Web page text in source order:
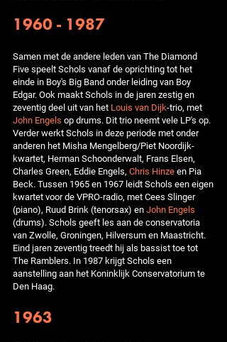
1960 - 1987
Samen met de andere leden van The Diamond
Five speelt Schols vanaf de oprichting tot het
einde in Boy's Big Band onder leiding van Boy
Edgar. Ook maakt Schols in de jaren zestig en
zeventig deel uit van het Louis van Dijk-trio, met
John Engels op drums. Dit trio neemt vele LP's op.
Verder werkt Schols in deze periode met onder
anderen het Misha Mengelberg/Piet Noordijk-
kwartet, Herman Schoonderwalt, Frans Elsen,
Charles Green, Eddie Engels, Chris Hinzeen Pia
Beck. Tussen 1965 en 1967 leidt Schols een eigen
kwartet voor de VPRO-radio, met Cees Slinger
(piano), Ruud Brink (tenorsax) enJohn Engels
(drums). Schols geeft les aan de conservatoria
van Zwolle, Groningen, Hilversum en Maastricht.
Eind jaren zeventig treedt hij als bassist toe tot
The Ramblers. In 1987 krijgt Schols een
aanstelling aan het Koninklijk Conservatorium te
Den Haag.
1963